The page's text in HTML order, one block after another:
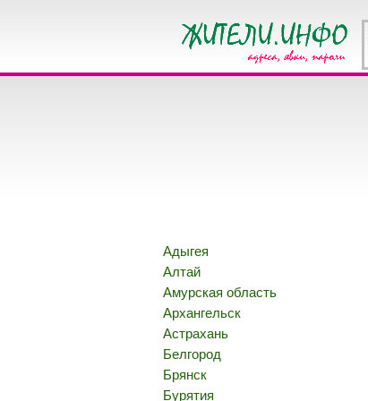
Адыгея
Алтай
Амурская область
Архангельск
Астрахань
Белгород
Брянск
Бурятия